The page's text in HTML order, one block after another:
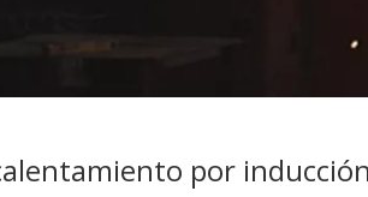
por